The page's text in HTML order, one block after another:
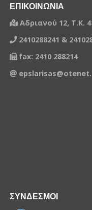
ΕΠΙΚΟΙΝΩΝΙΑ
Αδριανού 12, Τ.Κ.
2410288241 &
fax: 2410 288214
ΣΥΝΔΕΣΜΟΙ